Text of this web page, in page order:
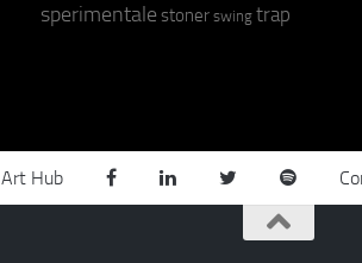
sperimentale stoner swing trap
Art Hub